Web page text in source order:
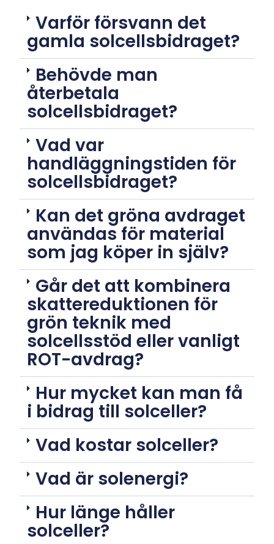
Varför försvann det
gamla solcellsbidraget?
Behövde man
återbetala
solcellsbidraget?
Vad var
handläggningstiden för
solcellsbidraget?
Kan det gröna avdraget
användas för material
som jag köper in själv?
Går det att kombinera
skattereduktionen för
grön teknik med
solcellsstöd eller vanligt
ROT-avdrag?
Hur mycket kan man få
i bidrag till solceller?
Vad kostar solceller?
Vad är solenergi?
Hur länge håller
solceller?